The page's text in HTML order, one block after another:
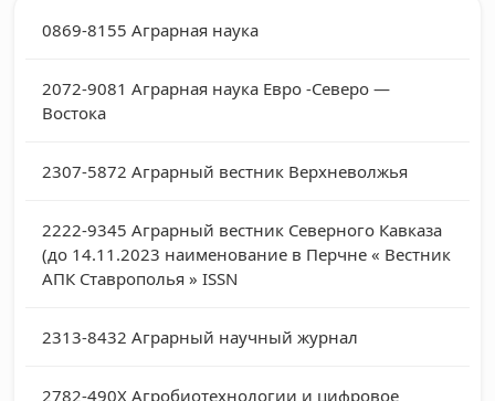
0869-8155 Аграрная наука
2072-9081 Аграрная наука Евро -Северо —
Востока
2307-5872 Аграрный вестник Верхневолжья
2222-9345 Аграрный вестник Северного Кавказа
(до 14.11.2023 наименование в Перчне « Вестник
АПК Ставрополья » ISSN
2313-8432 Аграрный научный журнал
2782-490X Агробиотехнологии и цифровое